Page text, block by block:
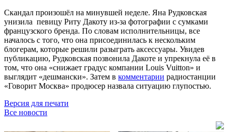
Скандал произошёл на минувшей неделе. Яна Рудковская
унизила певицу Риту Дакоту из-за фотографии с сумками
французского бренда. По словам исполнительницы, все
началось с того, что она присоединилась к нескольким
блогерам, которые решили разыграть аксессуары. Увидев
публикацию, Рудковская позвонила Дакоте и упрекнула её в
том, что она «снижает градус компании Louis Vuitton» и
выглядит «дешмански». Затем в комментарии радиостанции
«Говорит Москва» продюсер назвала ситуацию глупостью.
Версия для печати
Все новости